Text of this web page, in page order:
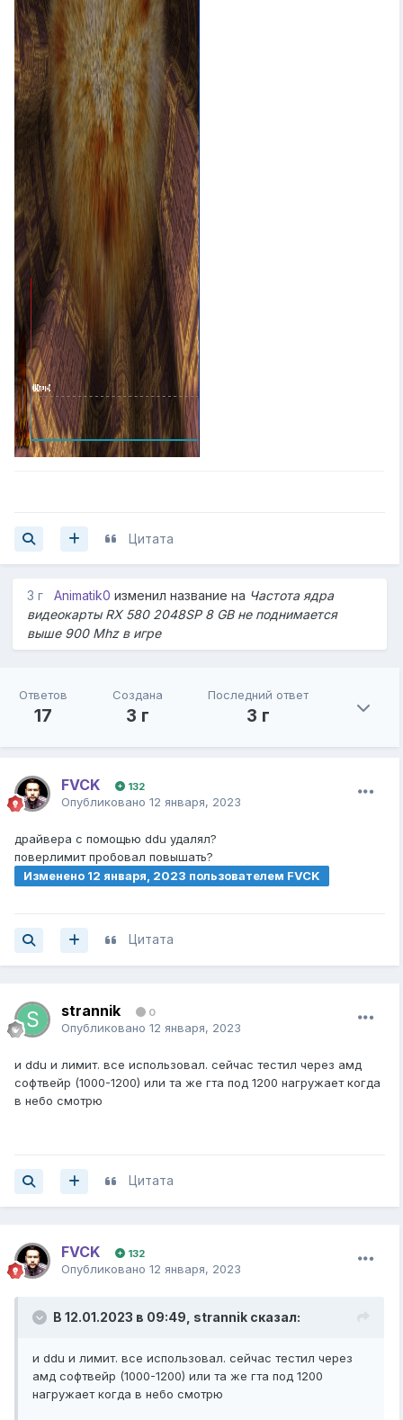
Цитата
3 г Animatik0 изменил название на Частота ядра
видеокарты RX 580 2048SP 8 GB не поднимается
выше 900 Mhz в игре
Ответов
17
Создана
3 г
Последний ответ
3 г
FVCK 132
Опубликовано 12 января, 2023
драйвера с помощью ddu удалял?
поверлимит пробовал повышать?
Изменено 12 января, 2023 пользователем FVCK
Цитата
strannik 0
Опубликовано 12 января, 2023
и ddu и лимит. все использовал. сейчас тестил через амд
софтвейр (1000-1200) или та же гта под 1200 нагружает когда
в небо смотрю
Цитата
FVCK 132
Опубликовано 12 января, 2023
В 12.01.2023 в 09:49, strannik сказал:
и ddu и лимит. все использовал. сейчас тестил через
амд софтвейр (1000-1200) или та же гта под 1200
нагружает когда в небо смотрю